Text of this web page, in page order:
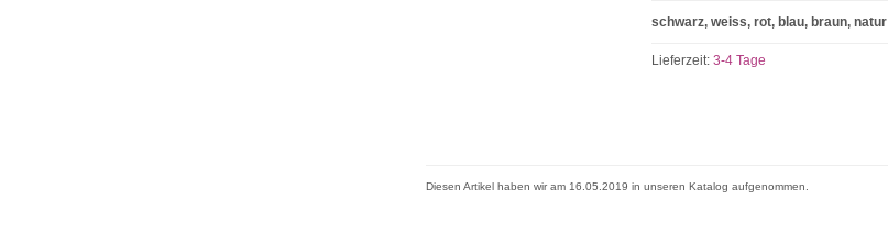
schwarz, weiss, rot, blau, braun, natur
Lieferzeit:3-4 Tage
Diesen Artikel haben wir am 16.05.2019 in unseren Katalog aufgenommen.